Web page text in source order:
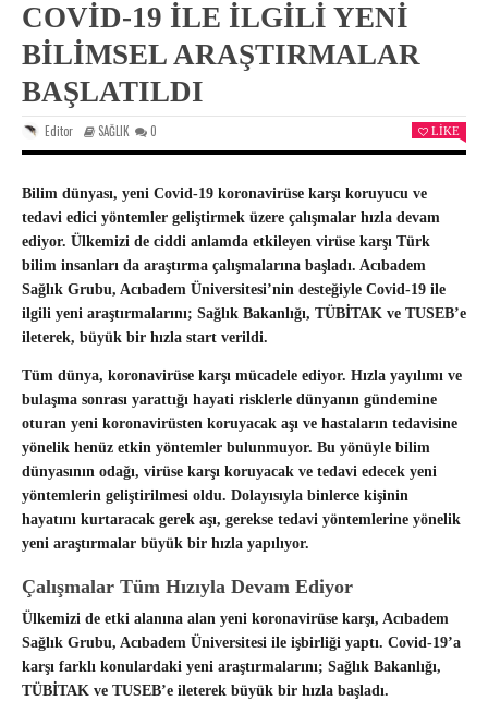
COVID-19 ILE İLGILI YENI
BILIMSEL ARAŞTIRMALAR
BAŞLATILDI
Editor SAĞLIK 0 LIKE
Bilim dünyası, yeni Covid-19 koronavirüse karşı koruyucu ve
tedavi edici yöntemler geliştirmek üzere çalışmalar hızla devam
ediyor. Ülkemizi de ciddi anlamda etkileyen virüse karşı Türk
bilim insanları da araştırma çalışmalarına başladı. Acıbadem
Sağlık Grubu, Acıbadem Üniversitesi’nin desteğiyle Covid-19 ile
ilgili yeni araştırmalarını; Sağlık Bakanlığı, TÜBİTAK ve TUSEB’e
ileterek, büyük bir hızla start verildi.
Tüm dünya, koronavirüse karşı mücadele ediyor. Hızla yayılımı ve
bulaşma sonrası yarattığı hayati risklerle dünyanın gündemine
oturan yeni koronavirüsten koruyacak aşı ve hastaların tedavisine
yönelik henüz etkin yöntemler bulunmuyor. Bu yönüyle bilim
dünyasının odağı, virüse karşı koruyacak ve tedavi edecek yeni
yöntemlerin geliştirilmesi oldu. Dolayısıyla binlerce kişinin
hayatını kurtaracak gerek aşı, gerekse tedavi yöntemlerine yönelik
yeni araştırmalar büyük bir hızla yapılıyor.
Çalışmalar Tüm Hızıyla Devam Ediyor
Ülkemizi de etki alanına alan yeni koronavirüse karşı, Acıbadem
Sağlık Grubu, Acıbadem Üniversitesi ile işbirliği yaptı. Covid-19’a
karşı farklı konulardaki yeni araştırmalarını; Sağlık Bakanlığı,
TÜBİTAK ve TUSEB’e ileterek büyük bir hızla başladı.